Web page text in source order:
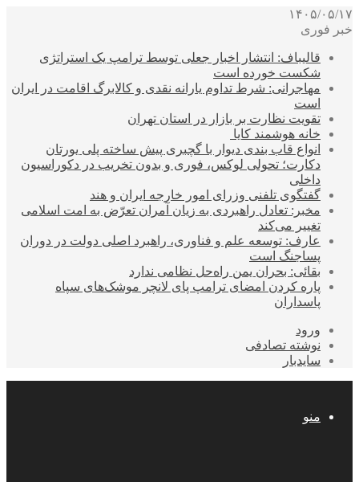
۱۴۰۵/۰۵/۱۷
خبر فوری
قالیباف: انتشار اخبار جعلی توسط ترامپ یک استراتژی
شکست خورده است
مهاجرانی: شرط تداوم یارانه نقدی و کالابرگ اقامت در ایران
است
تقویت نظارت بر بازار در استان تهران
خانه هوشمند کایا
انواع قاب بندی دیوار با گچبری پیش ساخته پلی یورتان
دکارت؛ تحولی لوکس، فوری و بدون تخریب در دکوراسیون
داخلی
گفتگوی تلفنی وزرای امور خارجه ایران و هند
مخبر: تعادل راهبردی به زیان آمران تعرّض به امت اسلامی
تغییر می‌کند
عارف: توسعه علم و فناوری، راهبرد اصلی دولت در دوران
پساجنگ است
بقائی: بحران یمن راه‌حل نظامی ندارد
پاره کردن امضای ترامپ پای لانچر موشک‌های سپاه
پاسداران
ورود
نوشته تصادفی
سایدبار
منو